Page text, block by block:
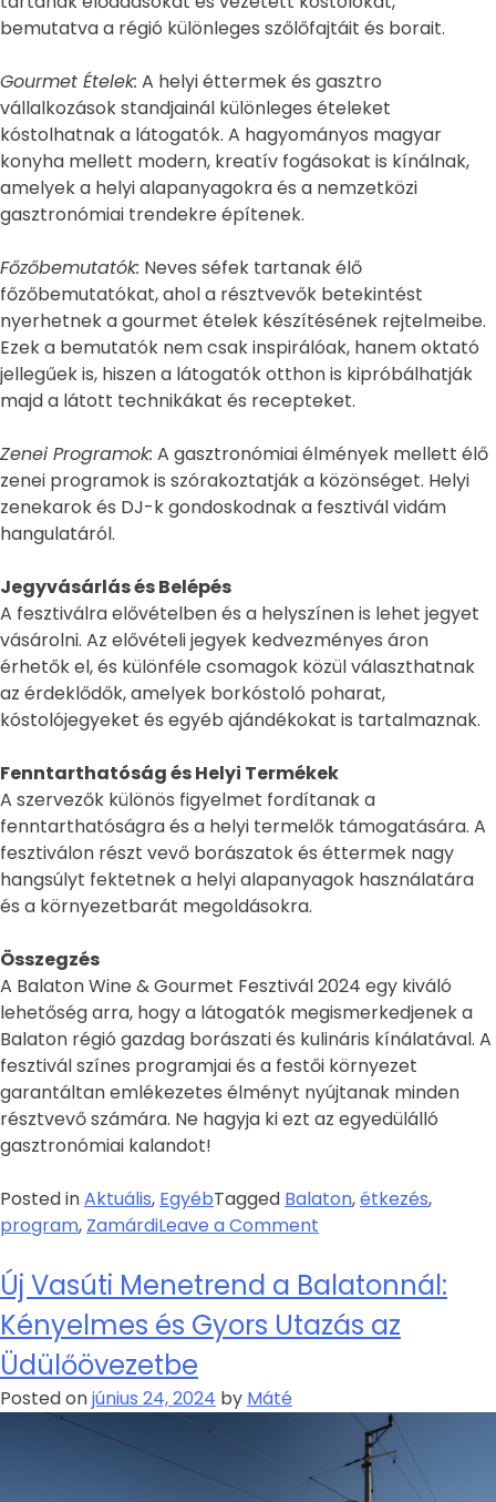
bemutatva a régió különleges szőlőfajtáit és borait.
Gourmet Ételek: A helyi éttermek és gasztro
vállalkozások standjainál különleges ételeket
kóstolhatnak a látogatók. A hagyományos magyar
konyha mellett modern, kreatív fogásokat is kínálnak,
amelyek a helyi alapanyagokra és a nemzetközi
gasztronómiai trendekre építenek.
Főzőbemutatók: Neves séfek tartanak élő
főzőbemutatókat, ahol a résztvevők betekintést
nyerhetnek a gourmet ételek készítésének rejtelmeibe.
Ezek a bemutatók nem csak inspirálóak, hanem oktató
jellegűek is, hiszen a látogatók otthon is kipróbálhatják
majd a látott technikákat és recepteket.
Zenei Programok: A gasztronómiai élmények mellett élő
zenei programok is szórakoztatják a közönséget. Helyi
zenekarok és DJ-k gondoskodnak a fesztivál vidám
hangulatáról.
Jegyvásárlás és Belépés
A fesztiválra elővételben és a helyszínen is lehet jegyet
vásárolni. Az elővételi jegyek kedvezményes áron
érhetők el, és különféle csomagok közül választhatnak
az érdeklődők, amelyek borkóstoló poharat,
kóstolójegyeket és egyéb ajándékokat is tartalmaznak.
Fenntarthatóság és Helyi Termékek
A szervezők különös figyelmet fordítanak a
fenntarthatóságra és a helyi termelők támogatására. A
fesztiválon részt vevő borászatok és éttermek nagy
hangsúlyt fektetnek a helyi alapanyagok használatára
és a környezetbarát megoldásokra.
Összegzés
A Balaton Wine & Gourmet Fesztivál 2024 egy kiváló
lehetőség arra, hogy a látogatók megismerkedjenek a
Balaton régió gazdag borászati és kulináris kínálatával. A
fesztivál színes programjai és a festői környezet
garantáltan emlékezetes élményt nyújtanak minden
résztvevő számára. Ne hagyja ki ezt az egyedülálló
gasztronómiai kalandot!
Posted inAktuális, EgyébTagged Balaton,étkezés,
program, ZamárdiLeave a Comment
Új Vasúti Menetrend a Balatonnál:
Kényelmes és Gyors Utazás az
Üdülőövezetbe
Posted onjúnius 24, 2024 by Máté